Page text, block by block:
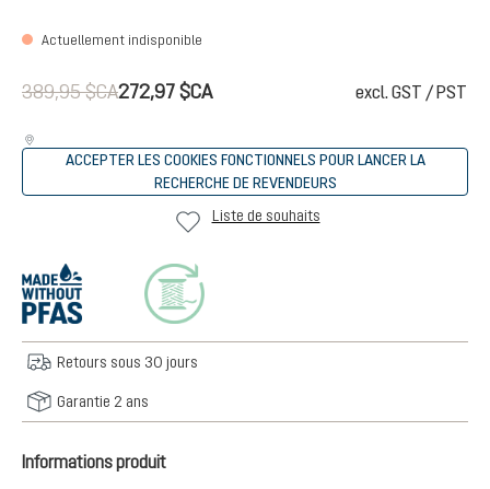
Actuellement indisponible
272,97 $CA
389,95 $CA excl. GST / PST
ACCEPTER LES COOKIES FONCTIONNELS POUR LANCER LA
RECHERCHE DE REVENDEURS
Liste de souhaits
Retours sous 30 jours
Garantie 2 ans
Informations produit